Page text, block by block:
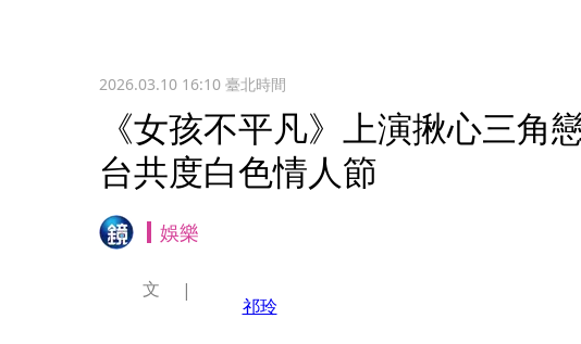
2026.03.10 16:10臺北時間
《女孩不平凡》上演揪心三
台共度白色情人節
娛樂
文
祁玲